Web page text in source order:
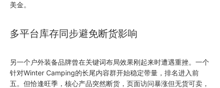
美金。
多平台库存同步避免断货影响
另一个户外装备品牌曾在关键词布局效果刚起来时遭遇重挫。一个
针对Winter Camping的长尾内容群开始稳定带量，排名进入前
五。但恰逢旺季，核心产品突然断货，页面访问暴涨但无货可卖，